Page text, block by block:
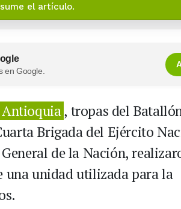
el artículo.
en Google.
Antioquia, tropas del
Brigada del Ejército
de la Nación,
una unidad utilizada para la